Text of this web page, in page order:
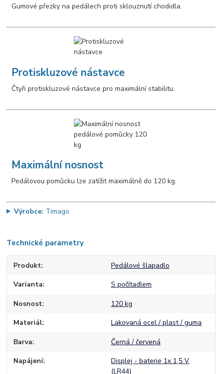
Gumové přezky na pedálech proti sklouznutí chodidla.
Protiskluzové nástavce
Čtyři protiskluzové nástavce pro maximální stabilitu.
Maximální nosnost
Pedálovou pomůcku lze zatížit maximálně do 120 kg.
Výrobce: Timago
Technické parametry
Produkt Pedálové šlapadlo
Varianta S počítadlem
Nosnost 120 kg
Materiál Lakovaná ocel / plast / guma
Barva Černá / červená
Napájení
Displej - baterie 1x 1,5 V
(LR44)